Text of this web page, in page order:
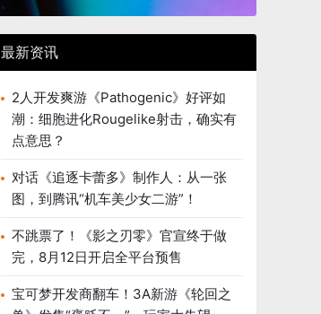
最新资讯
2人开发爽游《Pathogenic》好评如
潮：细胞进化Rougelike射击，确实有
点意思？
对话《追逐卡蕾多》制作人：从一张
图，到腾讯“机车美少女二游”！
不跳票了！《影之刃零》官宣终于做
完，8月12日开启全平台预售
宝可梦开发商翻车！3A新游《轮回之